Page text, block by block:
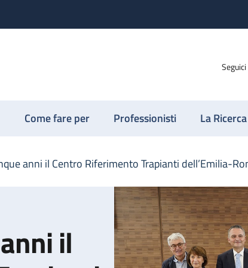
Seguici
Come fare per Professionisti La Ricerca
anni il Centro Riferimento Trapianti dell’Emilia-
il